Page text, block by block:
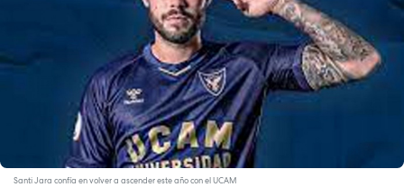
Santi Jara confía en volver a ascender este año con el UCAM